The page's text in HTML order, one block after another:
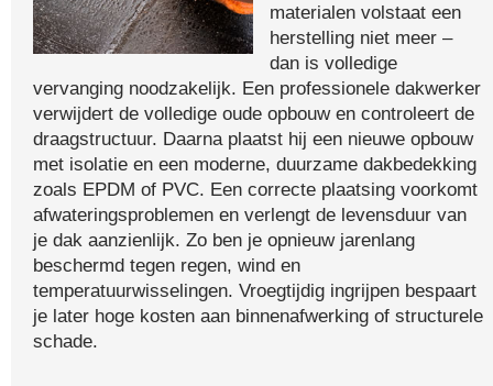
materialen volstaat een
herstelling niet meer –
dan is volledige
vervanging noodzakelijk. Een professionele dakwerker
verwijdert de volledige oude opbouw en controleert de
draagstructuur. Daarna plaatst hij een nieuwe opbouw
met isolatie en een moderne, duurzame dakbedekking
zoals EPDM of PVC. Een correcte plaatsing voorkomt
afwateringsproblemen en verlengt de levensduur van
je dak aanzienlijk. Zo ben je opnieuw jarenlang
beschermd tegen regen, wind en
temperatuurwisselingen. Vroegtijdig ingrijpen bespaart
je later hoge kosten aan binnenafwerking of structurele
schade.